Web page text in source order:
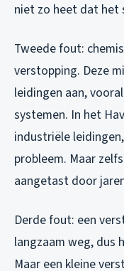
niet zo heet dat het
Tweede fout:
verstopping. Deze
leidingen aan,
systemen. In het
industriële
probleem. Maar
aangetast door
Derde fout: een
langzaam weg, dus
Maar een kleine